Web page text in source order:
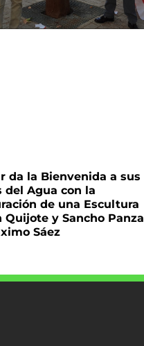
da la Bienvenida a sus
del Agua con la
de una Escultura
Quijote y Sancho Panza
Sáez